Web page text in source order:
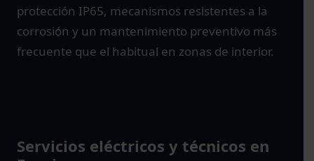
protección IP65, mecanismos resistentes a la
corrosión y un mantenimiento preventivo más
frecuente que el habitual en zonas de interior.
Servicios eléctricos y técnicos en